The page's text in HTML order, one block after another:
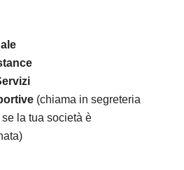
(chiama in segreteria
la tua società è